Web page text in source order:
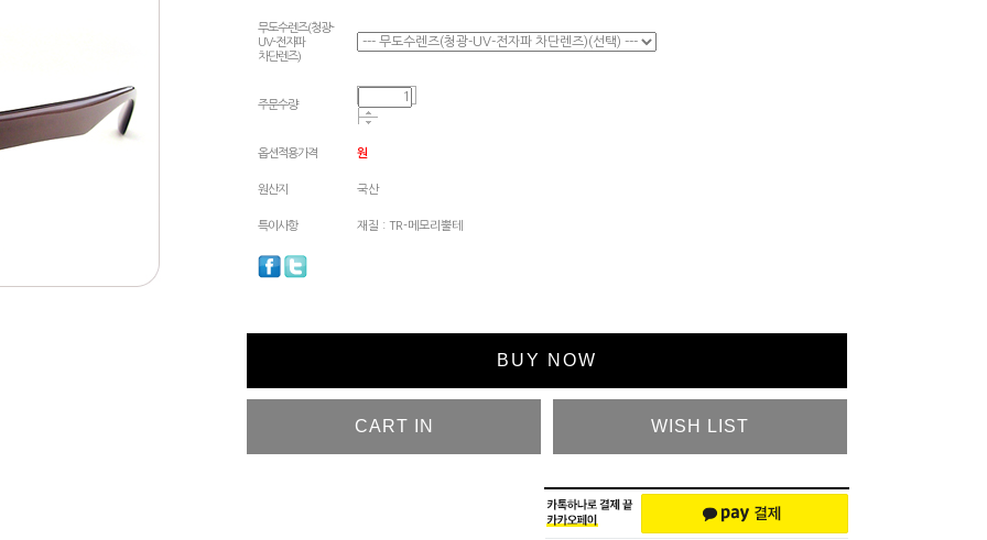
무도수렌즈(청광-
UV-전자파
차단렌즈)
주문수량
옵션적용가격 원
원산지 국산
특이사항 재질 : TR-메모리뿔테
BUY NOW
CART IN WISH LIST